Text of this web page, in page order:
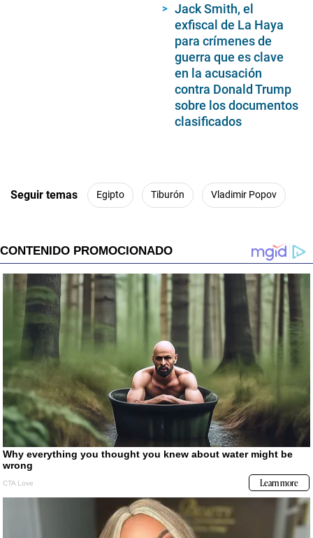
Jack Smith, el
exfiscal de La Haya
para crímenes de
guerra que es clave
en la acusación
contra Donald Trump
sobre los documentos
clasificados
Seguir temas Egipto Tiburón Vladimir Popov